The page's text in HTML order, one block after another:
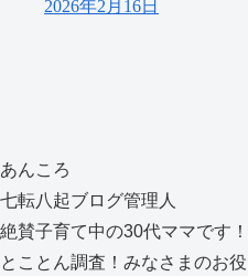
2026年2月16日
あんころ
七転八起ブログ管理人
絶賛子育て中の30代ママです
とことん調査！みなさまのお